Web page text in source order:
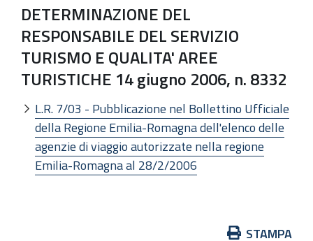
DETERMINAZIONE DEL
RESPONSABILE DEL SERVIZIO
TURISMO E QUALITA' AREE
TURISTICHE 14 giugno 2006, n. 8332
L.R. 7/03 - Pubblicazione nel Bollettino Ufficiale
della Regione Emilia-Romagna dell'elenco delle
agenzie di viaggio autorizzate nella regione
Emilia-Romagna al 28/2/2006
STAMPA